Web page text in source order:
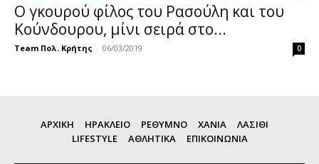
Ο γκουρού φίλος του Ρασούλη και του
Κούνδουρου, μίνι σειρά στο...
Team Πολ. Κρήτης - 06/03/2019 0
ΑΡΧΙΚΗ ΗΡΑΚΛΕΙΟ ΡΕΘΥΜΝΟ ΧΑΝΙΑ
ΛΑΣΙΘΙ
LIFESTYLE
ΑΘΛΗΤΙΚΑ ΕΠΙΚΟΙΝΩΝΙΑ